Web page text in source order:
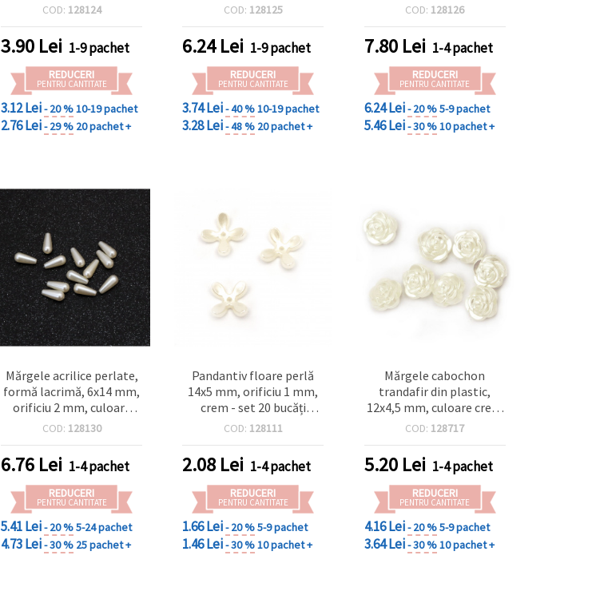
crem – 50 buc.
COD: 128124
3.90 Lei 1-9 pachet
REDUCERI
PENTRU CANTITATE
3.12 Lei- 20 %10-19 pachet
2.76 Lei- 29 % 20 pachet +
COD: 128125
6.24Lei 1-9 pachet
REDUCERI
PENTRU CANTITATE
3.74 Lei- 40 %10-19 pachet
3.28 Lei- 48 % 20 pachet +
crem - 100 buc.
COD: 128126
7.80Lei 1-4 pachet
REDUCERI
PENTRU CANTITATE
6.24 Lei- 20 %5-9 pachet
5.46 Lei- 30 %10 pachet +
Mărgele acrilice perlate,
formă lacrimă, 6x14 mm,
orificiu 2 mm, culoare
crem – 20 g (~85 buc.)
COD: 128130
6.76 Lei 1-4 pachet
REDUCERI
PENTRU CANTITATE
5.41 Lei- 20 %5-24 pachet
4.73 Lei- 30 % 25 pachet +
Pandantiv floare perlă
14x5 mm, orificiu 1 mm,
crem - set 20 bucăți
pentru bijuterii DIY
COD: 128111
2.08 Lei 1-4 pachet
REDUCERI
PENTRU CANTITATE
1.66 Lei- 20 %5-9 pachet
1.46 Lei- 30 %10 pachet +
Mărgele cabochon
trandafir din plastic,
12x4,5 mm, culoare crem
– 50 buc.
COD: 128717
5.20Lei 1-4 pachet
REDUCERI
PENTRU CANTITATE
4.16 Lei- 20 %5-9 pachet
3.64 Lei- 30 %10 pachet +